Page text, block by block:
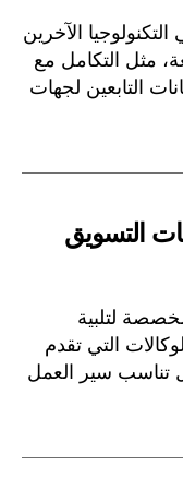
الآخرين
مثل التكامل مع
التابعين لجهات
التسويق
لتلبية
التي تقدم
تناسب سير العمل